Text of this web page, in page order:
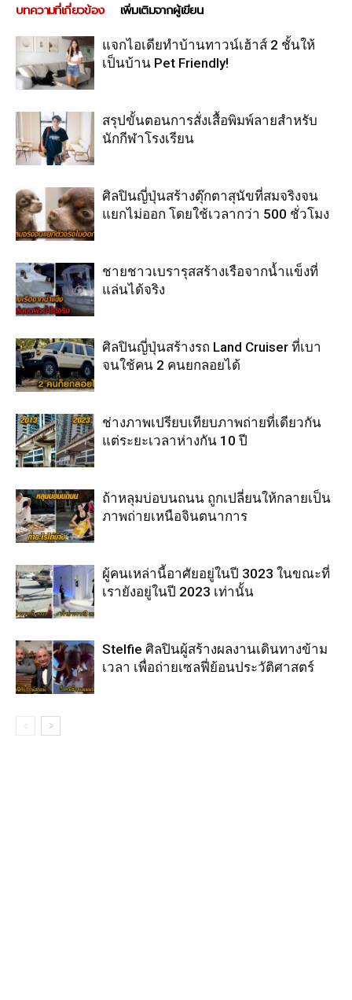
บทความที่เกี่ยวข้อง เพิ่มเติมจากผู้เขียน
แจกไอเดียทำบ้านทาวน์เฮ้าส์ 2 ชั้นให้
เป็นบ้าน Pet Friendly!
สรุปขั้นตอนการสั่งเสื้อพิมพ์ลายสำหรับ
นักกีฬาโรงเรียน
ศิลปินญี่ปุ่นสร้างตุ๊กตาสุนัขที่สมจริงจน
แยกไม่ออก โดยใช้เวลากว่า 500 ชั่วโมง
ชายชาวเบรารุสสร้างเรือจากน้ำแข็งที่
แล่นได้จริง
ศิลปินญี่ปุ่นสร้างรถ Land Cruiser ที่เบา
จนใช้คน 2 คนยกลอยได้
ช่างภาพเปรียบเทียบภาพถ่ายที่เดียวกัน
แต่ระยะเวลาห่างกัน 10 ปี
ถ้าหลุมบ่อบนถนน ถูกเปลี่ยนให้กลายเป็น
ภาพถ่ายเหนือจินตนาการ
ผู้คนเหล่านี้อาศัยอยู่ในปี 3023 ในขณะที่
เรายังอยู่ในปี 2023 เท่านั้น
Stelfie ศิลปินผู้สร้างผลงานเดินทางข้าม
เวลา เพื่อถ่ายเซลฟี่ย้อนประวัติศาสตร์